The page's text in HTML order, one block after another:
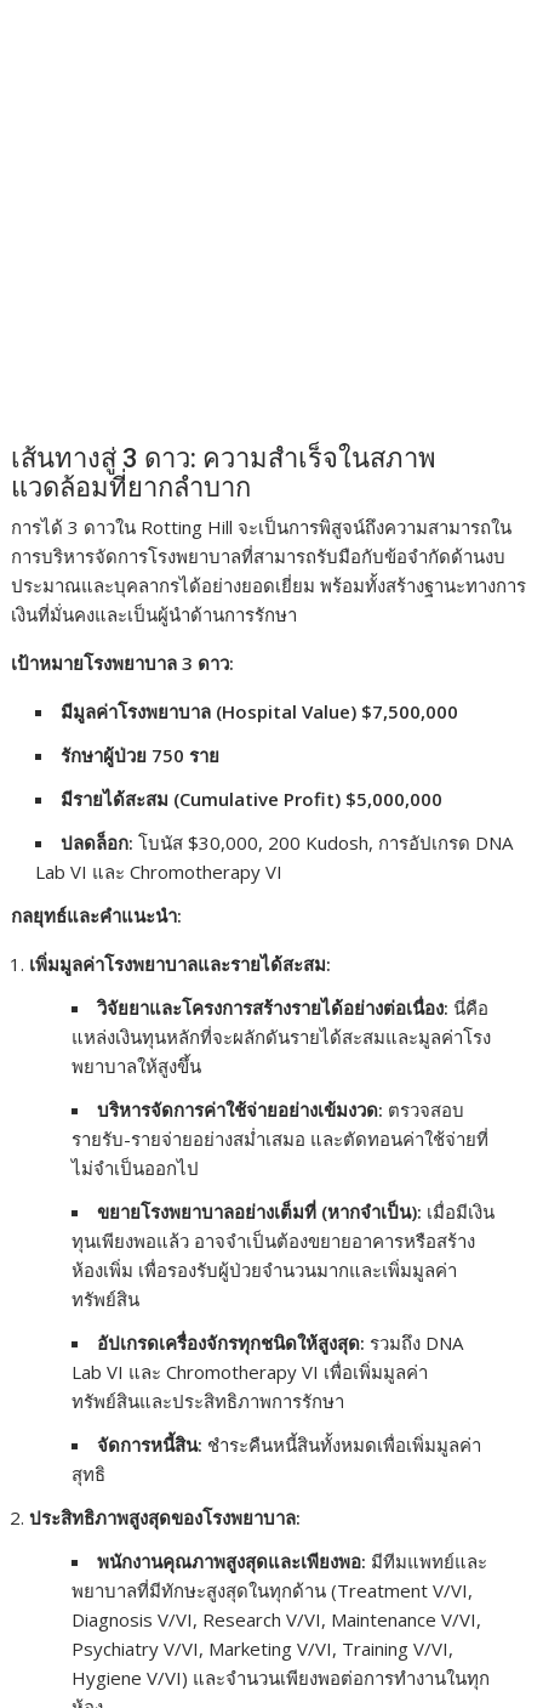
เส้นทางสู่ 3 ดาว: ความสำเร็จในสภาพ
แวดล้อมที่ยากลำบาก
การได้ 3 ดาวใน Rotting Hill จะเป็นการพิสูจน์ถึงความสามารถใน
การบริหารจัดการโรงพยาบาลที่สามารถรับมือกับข้อจำกัดด้านงบ
ประมาณและบุคลากรได้อย่างยอดเยี่ยม พร้อมทั้งสร้างฐานะทางการ
เงินที่มั่นคงและเป็นผู้นำด้านการรักษา
เป้าหมายโรงพยาบาล 3 ดาว:
มีมูลค่าโรงพยาบาล (Hospital Value) $7,500,000
รักษาผู้ป่วย 750 ราย
มีรายได้สะสม (Cumulative Profit) $5,000,000
ปลดล็อก: โบนัส $30,000, 200 Kudosh, การอัปเกรด DNA
Lab VI และ Chromotherapy VI
กลยุทธ์และคำแนะนำ:
เพิ่มมูลค่าโรงพยาบาลและรายได้สะสม:
วิจัยยาและโครงการสร้างรายได้อย่างต่อเนื่อง: นี่คือ
แหล่งเงินทุนหลักที่จะผลักดันรายได้สะสมและมูลค่าโรง
พยาบาลให้สูงขึ้น
บริหารจัดการค่าใช้จ่ายอย่างเข้มงวด: ตรวจสอบ
รายรับ-รายจ่ายอย่างสม่ำเสมอ และตัดทอนค่าใช้จ่ายที่
ไม่จำเป็นออกไป
ขยายโรงพยาบาลอย่างเต็มที่ (หากจำเป็น): เมื่อมีเงิน
ทุนเพียงพอแล้ว อาจจำเป็นต้องขยายอาคารหรือสร้าง
ห้องเพิ่ม เพื่อรองรับผู้ป่วยจำนวนมากและเพิ่มมูลค่า
ทรัพย์สิน
อัปเกรดเครื่องจักรทุกชนิดให้สูงสุด: รวมถึง DNA
Lab VI และ Chromotherapy VI เพื่อเพิ่มมูลค่า
ทรัพย์สินและประสิทธิภาพการรักษา
จัดการหนี้สิน: ชำระคืนหนี้สินทั้งหมดเพื่อเพิ่มมูลค่า
สุทธิ
ประสิทธิภาพสูงสุดของโรงพยาบาล:
พนักงานคุณภาพสูงสุดและเพียงพอ: มีทีมแพทย์และ
พยาบาลที่มีทักษะสูงสุดในทุกด้าน (Treatment V/VI,
Diagnosis V/VI, Research V/VI, Maintenance V/VI,
Psychiatry V/VI, Marketing V/VI, Training V/VI,
Hygiene V/VI) และจำนวนเพียงพอต่อการทำงานในทุก